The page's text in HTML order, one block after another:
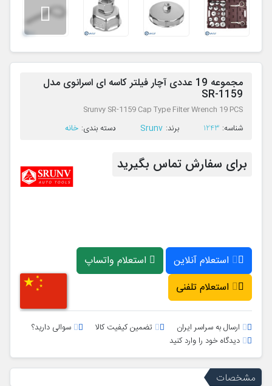
مجموعه 19 عددی آچار فیلتر کاسه ای اسرانوی مدل
SR-1159
Srunvy SR-1159 Cap Type Filter Wrench 19 PCS
ﺷﻨﺎﺳﻪ: 1243 ﺑﺮﻧﺪ: Srunv ﺩﺳﺘﻪ ﺑﻨﺪی: خانه
برای سفارش تماس بگیرید
استعلام آنلاین
استعلام واتساپ
استعلام تلفنی
ارسال به سراسر ایران تضمین کیفیت کالا
سوالی دارید؟
دیدگاه خود را وارد کنید
مشخصات